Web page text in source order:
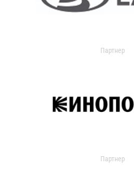
Партнер
Партнер